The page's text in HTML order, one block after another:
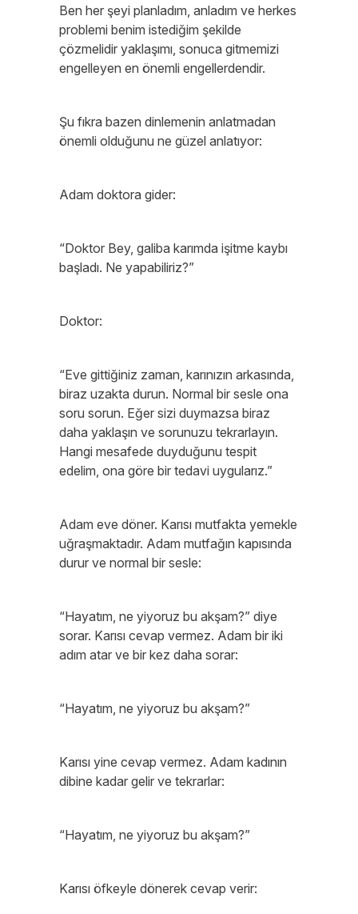
Ben her şeyi planladım, anladım ve herkes
problemi benim istediğim şekilde
çözmelidir yaklaşımı, sonuca gitmemizi
engelleyen en önemli engellerdendir.
Şu fıkra bazen dinlemenin anlatmadan
önemli olduğunu ne güzel anlatıyor:
Adam doktora gider:
“Doktor Bey, galiba karımda işitme kaybı
başladı. Ne yapabiliriz?”
Doktor:
“Eve gittiğiniz zaman, karınızın arkasında,
biraz uzakta durun. Normal bir sesle ona
soru sorun. Eğer sizi duymazsa biraz
daha yaklaşın ve sorunuzu tekrarlayın.
Hangi mesafede duyduğunu tespit
edelim, ona göre bir tedavi uygularız.”
Adam eve döner. Karısı mutfakta yemekle
uğraşmaktadır. Adam mutfağın kapısında
durur ve normal bir sesle:
“Hayatım, ne yiyoruz bu akşam?” diye
sorar. Karısı cevap vermez. Adam bir iki
adım atar ve bir kez daha sorar:
“Hayatım, ne yiyoruz bu akşam?”
Karısı yine cevap vermez. Adam kadının
dibine kadar gelir ve tekrarlar:
“Hayatım, ne yiyoruz bu akşam?”
Karısı öfkeyle dönerek cevap verir: